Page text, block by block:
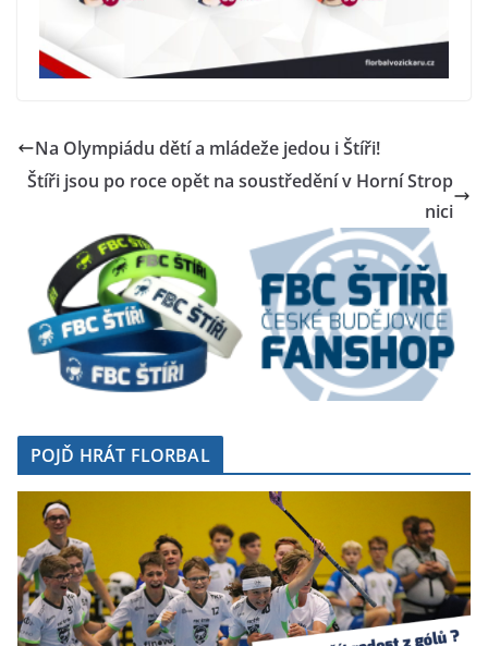
Na Olympiádu dětí a mládeže jedou i Štíři!
Štíři jsou po roce opět na soustředění v Horní Strop
nici
POJĎ HRÁT FLORBAL